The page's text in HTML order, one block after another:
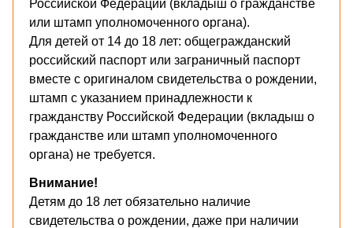
Российской Федерации (вкладыш о гражданстве
или штамп уполномоченного органа).
Для детей от 14 до 18 лет: общегражданский
российский паспорт или заграничный паспорт
вместе с оригиналом свидетельства о рождении,
штамп с указанием принадлежности к
гражданству Российской Федерации (вкладыш о
гражданстве или штамп уполномоченного
органа) не требуется.
Внимание!
Детям до 18 лет обязательно наличие
свидетельства о рождении, даже при наличии